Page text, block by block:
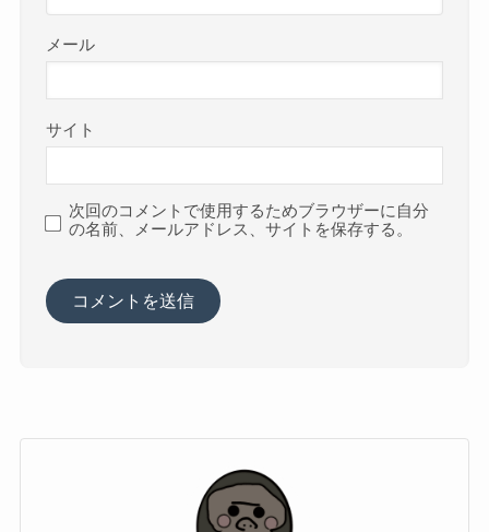
メール
サイト
次回のコメントで使用するためブラウザーに自分
の名前、メールアドレス、サイトを保存する。